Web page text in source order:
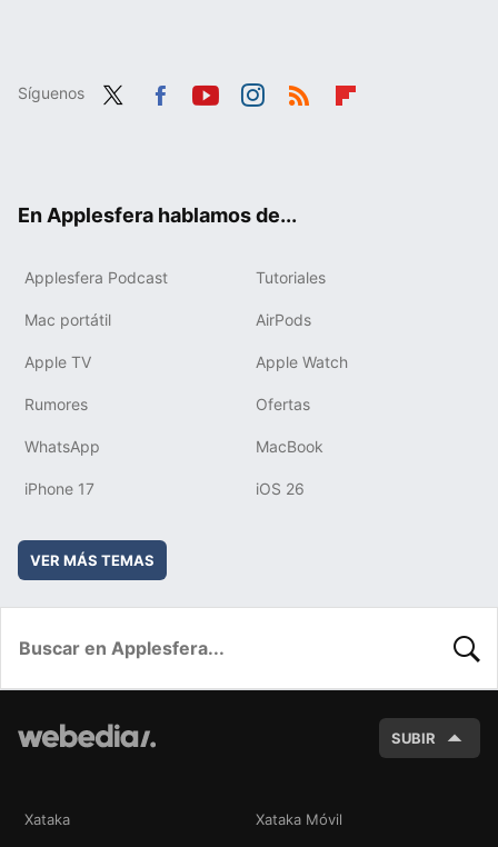
Síguenos
En Applesfera hablamos de...
Applesfera Podcast Tutoriales
Mac portátil AirPods
Apple TV Apple Watch
Rumores Ofertas
WhatsApp MacBook
iPhone 17 iOS 26
VER MÁS TEMAS
SUBIR
Xataka Xataka Móvil